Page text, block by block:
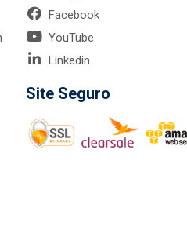
Facebook
YouTube
Linkedin
Site Seguro